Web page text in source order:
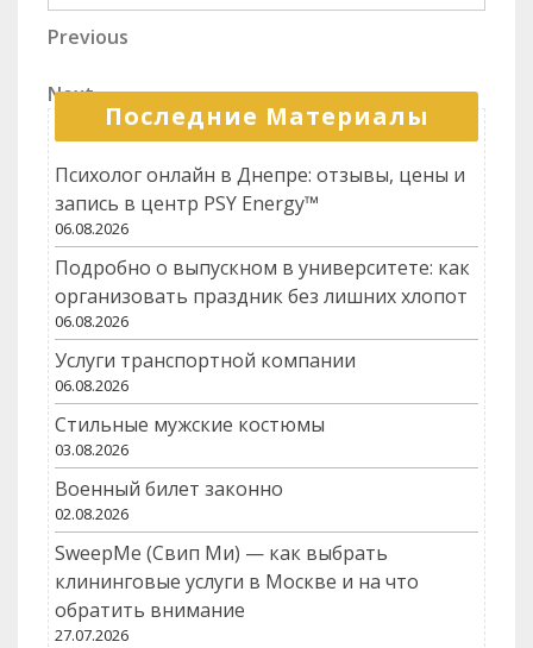
для экспертизы
МЧД
ремонту Opel
практические
рекомендации
Навигация
по
записям
Previous
Previous
Next
Post
Next
Последние Материалы
Психолог онлайн в Днепре: отзывы, цены и
запись в центр PSY Energy™
06.08.2026
Подробно о выпускном в университете: как
организовать праздник без лишних хлопот
06.08.2026
Услуги транспортной компании
06.08.2026
Стильные мужские костюмы
03.08.2026
Военный билет законно
02.08.2026
SweepMe (Свип Ми) — как выбрать
клининговые услуги в Москве и на что
обратить внимание
27.07.2026